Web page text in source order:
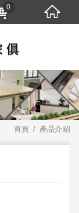
首頁 產品介紹
0